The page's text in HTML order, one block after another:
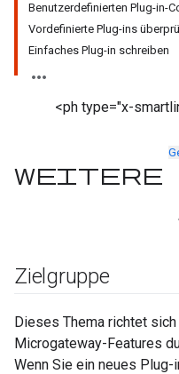
Benutzerdefinierten Plug-in-
Vordefinierte Plug-ins
Einfaches Plug-in schreiben
<ph type="x-
Weitere
Zielgruppe
Dieses Thema richtet
Microgateway-Features
Wenn Sie ein neues